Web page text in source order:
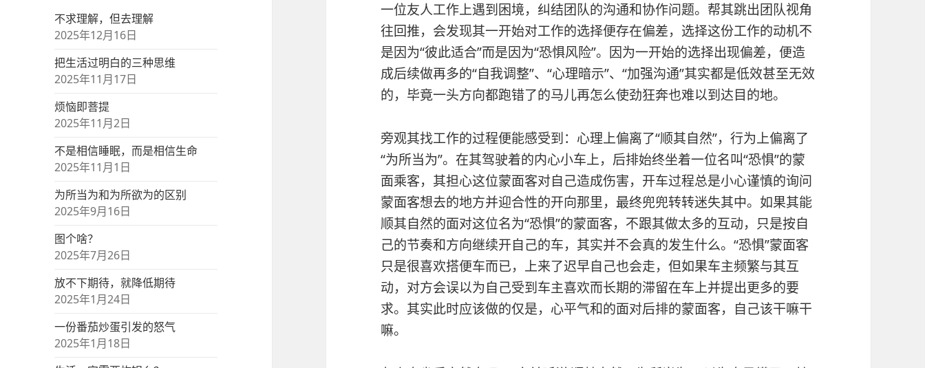
不求理解，但去理解
2025年12月16日
把生活过明白的三种思维
2025年11月17日
烦恼即菩提
2025年11月2日
不是相信睡眠，而是相信生命
2025年11月1日
为所当为和为所欲为的区别
2025年9月16日
图个啥？
2025年7月26日
放不下期待，就降低期待
2025年1月24日
一份番茄炒蛋引发的怒气
2025年1月18日
一位友人工作上遇到困境，纠结团队的沟通和协作问题。帮其跳出团队视角
往回推，会发现其一开始对工作的选择便存在偏差，选择这份工作的动机不
是因为“彼此适合”而是因为“恐惧风险”。因为一开始的选择出现偏差，便造
成后续做再多的“自我调整”、“心理暗示”、“加强沟通”其实都是低效甚至无效
的，毕竟一头方向都跑错了的马儿再怎么使劲狂奔也难以到达目的地。
旁观其找工作的过程便能感受到：心理上偏离了“顺其自然”，行为上偏离了
“为所当为”。在其驾驶着的内心小车上，后排始终坐着一位名叫“恐惧”的蒙
面乘客，其担心这位蒙面客对自己造成伤害，开车过程总是小心谨慎的询问
蒙面客想去的地方并迎合性的开向那里，最终兜兜转转迷失其中。如果其能
顺其自然的面对这位名为“恐惧”的蒙面客，不跟其做太多的互动，只是按自
己的节奏和方向继续开自己的车，其实并不会真的发生什么。“恐惧”蒙面客
只是很喜欢搭便车而已，上来了迟早自己也会走，但如果车主频繁与其互
动，对方会误以为自己受到车主喜欢而长期的滞留在车上并提出更多的要
求。其实此时应该做的仅是，心平气和的面对后排的蒙面客，自己该干嘛干
嘛。